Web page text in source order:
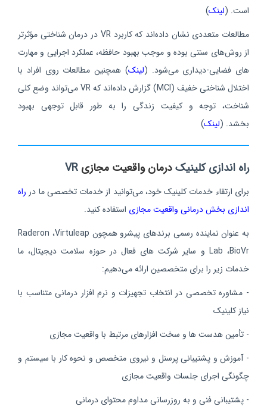
است. (لینک)
مطالعات متعددی نشان داده‌اند که کاربرد VR
در درمان شناختی مؤثرتر
از روش‌های سنتی بوده و موجب بهبود حافظه، عملکرد اجرایی و مهارت‌
های فضایی-دیداری می‌شود.
(لینک) همچنین مطالعات روی افراد با
اختلال شناختی خفیف (MCI) گزارش داده‌اند که VR می‌تواند وضع کلی
شناخت، توجه و کیفیت زندگی را به‌ طور قابل‌ توجهی بهبود
بخشد. (لینک)
راه اندازی کلینیکدرمان واقعیت مجازی
برای ارتقاء خدمات کلینیک خود، می‌توانید از خدمات تخصصی ما در راه‌
اندازی بخش درمانی واقعیت مجازی استفاده کنید.
به‌ عنوان نماینده رسمی برندهای پیشرو همچون Virtuleap ، Raderon
Lab ،BioVr و سایر شرکت‌ های فعال در حوزه سلامت دیجیتال، ما
خدمات زیر را برای متخصصین ارائه می‌دهیم:
- مشاوره تخصصی در انتخاب تجهیزات و نرم‌ افزار درمانی متناسب با
نیاز کلینیک
- تأمین هدست‌ ها و سخت‌ افزارهای
- آموزش و پشتیبانی پرسنل و نیروی متخصص و نحوه کار با سیستم و
چگونگی اجرای جلسات واقعیت مجازی
- پشتیبانی فنی و به‌ روزرسانی مداوم محتوای درمانی